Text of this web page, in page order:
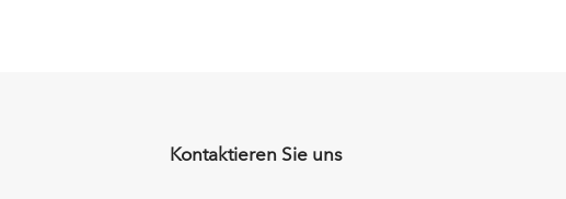
Kontaktieren Sie uns